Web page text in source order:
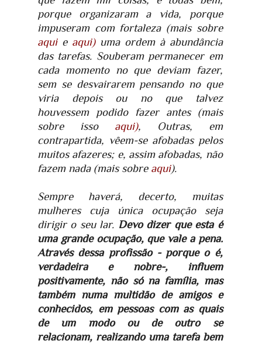
porque organizaram a vida, porque
impuseram com fortaleza (mais sobre
aquie aqui)uma ordem à abundância
das tarefas. Souberam permanecer em
cada momento no que deviam fazer,
sem se desvairarem pensando no que
viria depois ou no que talvez
houvessem podido fazer antes (mais
sobre isso aqui), Outras, em
contrapartida, vêem-se afobadas pelos
muitos afazeres; e, assim afobadas, não
fazem nada (mais sobre aqui).
Sempre haverá, decerto, muitas
mulheres cuja única ocupação seja
dirigir o seu lar. Devo dizer que esta é
uma grande ocupação, que vale a pena.
Através dessa profissão - porque o é,
verdadeira e nobre-, influem
positivamente, não só na família, mas
também numa multidão de amigos e
conhecidos, em pessoas com as quais
de um modo ou de outro se
relacionam, realizando uma tarefa bem